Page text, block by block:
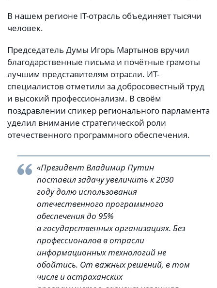
В нашем регионе IT-отрасль объединяет тысячи
человек.
Председатель Думы Игорь Мартынов вручил
благодарственные письма и почётные грамоты
лучшим представителям отрасли. ИТ-
специалистов отметили за добросовестный труд
и высокий профессионализм. В своём
поздравлении спикер регионального парламента
уделил внимание стратегической роли
отечественного программного обеспечения.
«Президент Владимир Путин
поставил задачу увеличить к 2030
году долю использования
отечественного программного
обеспечения до 95%
в государственных организациях. Без
профессионалов в отрасли
информационных технологий не
обойтись. От важных решений, в том
числе и астраханских